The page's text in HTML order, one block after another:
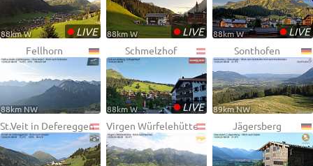
•LIVE
88km W •LIVE
88km W •LIVE
88km W
Fellhorn
88km NW
Schmelzhof
•LIVE
88km W
Sonthofen
89km NW
St.Veit in Defereggen Virgen Würfelehütte Jägersberg